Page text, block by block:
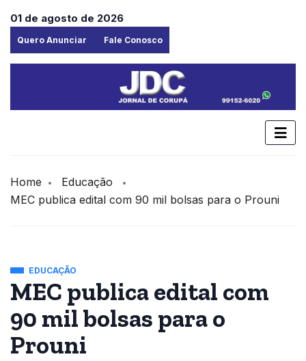
01 de agosto de 2026
Quero Anunciar Fale Conosco
Home
Educação
MEC publica edital com 90 mil bolsas para o Prouni
EDUCAÇÃO
MEC publica edital com
90 mil bolsas para o
Prouni